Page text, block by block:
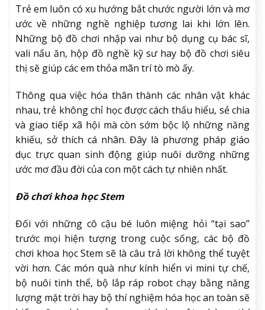
Trẻ em luôn có xu hướng bắt chước người lớn và mơ
ước về những nghề nghiệp tương lai khi lớn lên.
Những bộ đồ chơi nhập vai như bộ dụng cụ bác sĩ,
vali nấu ăn, hộp đồ nghề kỹ sư hay bộ đồ chơi siêu
thị sẽ giúp các em thỏa mãn trí tò mò ấy.
Thông qua việc hóa thân thành các nhân vật khác
nhau, trẻ không chỉ học được cách thấu hiểu, sẻ chia
và giao tiếp xã hội mà còn sớm bộc lộ những năng
khiếu, sở thích cá nhân. Đây là phương pháp giáo
dục trực quan sinh động giúp nuôi dưỡng những
ước mơ đầu đời của con một cách tự nhiên nhất.
Đồ chơi khoa học Stem
Đối với những cô cậu bé luôn miệng hỏi “tại sao”
trước mọi hiện tượng trong cuộc sống, các bộ đồ
chơi khoa học Stem sẽ là câu trả lời không thể tuyệt
vời hơn. Các món quà như kính hiển vi mini tự chế,
bộ nuôi tinh thể, bộ lắp ráp robot chạy bằng năng
lượng mặt trời hay bộ thí nghiệm hóa học an toàn sẽ